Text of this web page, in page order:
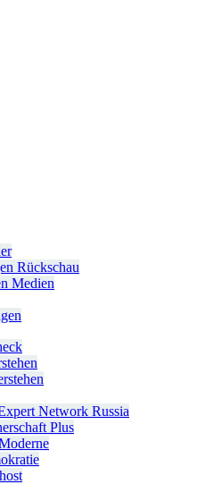
Rückschau
Medien
Network Russia
Plus